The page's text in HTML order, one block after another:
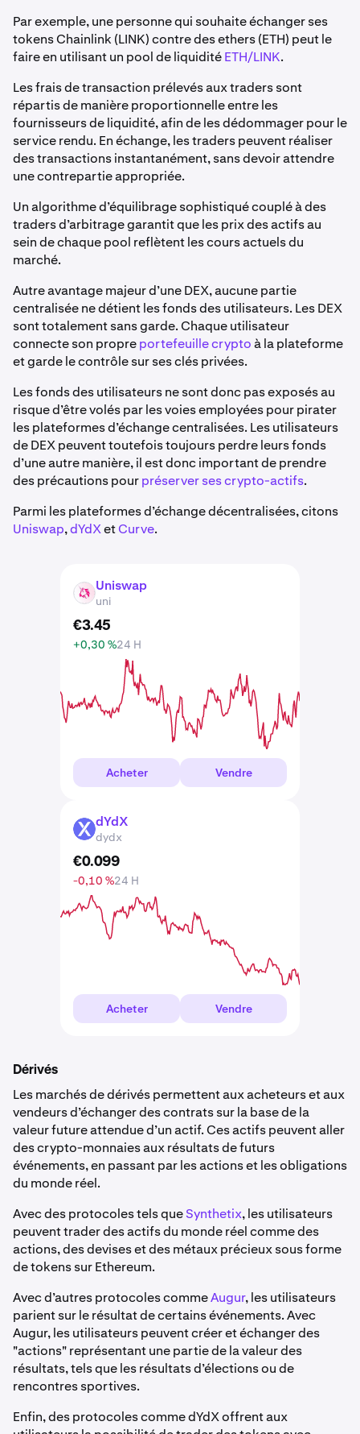
Par exemple, une personne qui souhaite échanger ses
tokens Chainlink (LINK) contre des ethers (ETH) peut le
faire en utilisant un pool de liquiditéETH/LINK.
Les frais de transaction prélevés aux traders sont
répartis de manière proportionnelle entre les
fournisseurs de liquidité, afin de les dédommager pour le
service rendu. En échange, les traders peuvent réaliser
des transactions instantanément, sans devoir attendre
une contrepartie appropriée.
Un algorithme d’équilibrage sophistiqué couplé à des
traders d’arbitrage garantit que les prix des actifs au
sein de chaque pool reflètent les cours actuels du
marché.
Autre avantage majeur d’une DEX, aucune partie
centralisée ne détient les fonds des utilisateurs. Les DEX
sont totalement sans garde. Chaque utilisateur
connecte son propreportefeuille cryptoà la plateforme
et garde le contrôle sur ses clés privées.
Les fonds des utilisateurs ne sont donc pas exposés au
risque d’être volés par les voies employées pour pirater
les plateformes d’échange centralisées. Les utilisateurs
de DEX peuvent toutefois toujours perdre leurs fonds
d’une autre manière, il est donc important de prendre
des précautions pourpréserver ses crypto-actifs.
Parmi les plateformes d’échange décentralisées, citons
Uniswap,dYdXetCurve.
UNI Uniswap
uni
€3.45
+0,30 %24 H
Acheter Vendre
DYDX dYdX
dydx
€0.099
-0,10 %24 H
Acheter Vendre
Dérivés
Les marchés de dérivés permettent aux acheteurs et aux
vendeurs d’échanger des contrats sur la base de la
valeur future attendue d’un actif. Ces actifs peuvent aller
des crypto-monnaies aux résultats de futurs
événements, en passant par les actions et les obligations
du monde réel.
Avec des protocoles tels queSynthetix, les utilisateurs
peuvent trader des actifs du monde réel comme des
actions, des devises et des métaux précieux sous forme
de tokens sur Ethereum.
Avec d’autres protocoles commeAugur, les utilisateurs
parient sur le résultat de certains événements. Avec
Augur, les utilisateurs peuvent créer et échanger des
"actions" représentant une partie de la valeur des
résultats, tels que les résultats d’élections ou de
rencontres sportives.
Enfin, des protocoles comme dYdX offrent aux